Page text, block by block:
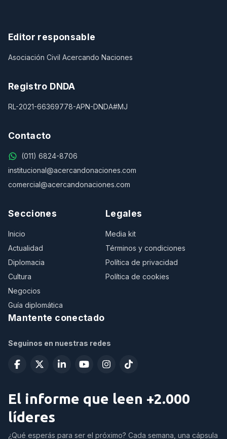
Editor responsable
Asociación Civil Acercando Naciones
Registro DNDA
RL-2021-66369778-APN-DNDA#MJ
Contacto
(011) 6824-8706
institucional@acercandonaciones.com
comercial@acercandonaciones.com
Secciones
Inicio
Actualidad
Diplomacia
Cultura
Negocios
Guía diplomática
Legales
Media kit
Términos y condiciones
Política de privacidad
Política de cookies
Mantente conectado
Seguinos en nuestras redes
El informe que leen +2.000
líderes
¿Qué esperás para ser el próximo? Cada semana, una cápsula